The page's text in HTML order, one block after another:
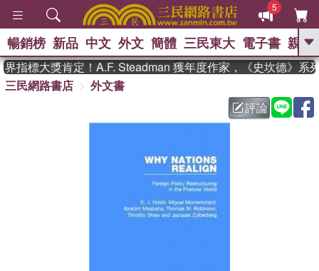
5
GO
父親節 、 花開錦
方念華 、 台灣的
群喵 、 臺灣漫遊錄
暢銷榜 新品 中文 外文 簡體 三民東大 電子書 親子
指標大獎肯定！A.F. Steadman 獲年度作家，《史坎德》系列
三民網路書店
外文書
評論